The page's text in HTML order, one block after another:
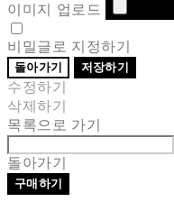
이미지 업로드
비밀글로 지정하기
돌아가기 저장하기
수정하기
삭제하기
목록으로 가기
돌아가기
구매하기